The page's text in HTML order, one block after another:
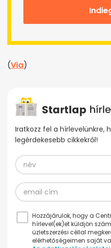
(Via)
Iratkozz fel a hírlevelünkre,
legérdekesebb cikkekről!
Hozzájárulok, hogy a
hírlevel(ek)et küldjön
üzletszerzési céllal
elérhetőségeimen saját